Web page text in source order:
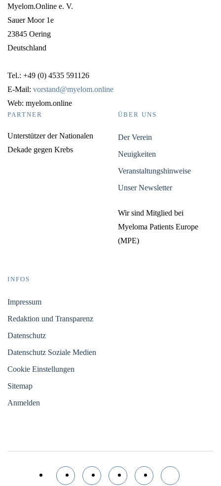
Myelom.Online e. V.
Sauer Moor 1e
23845 Oering
Deutschland
Tel.: +49 (0) 4535 591126
E-Mail: vorstand@myelom.online
Web: myelom.online
PARTNER
Unterstützer der Nationalen
Dekade gegen Krebs
ÜBER UNS
Der Verein
Neuigkeiten
Veranstaltungshinweise
Unser Newsletter
Wir sind Mitglied bei
Myeloma Patients Europe
(MPE)
INFOS
Impressum
Redaktion und Transparenz
Datenschutz
Datenschutz Soziale Medien
Cookie Einstellungen
Sitemap
Anmelden